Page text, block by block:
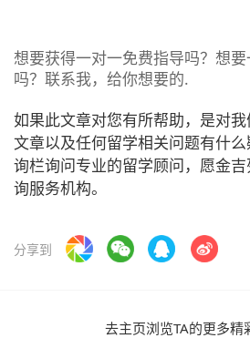
想要获得一对一免费指导吗？想
吗？联系我，给你想要的.
如果此文章对您有所帮助，是对
文章以及任何留学相关问题有什
询栏询问专业的留学顾问，愿金
询服务机构。
分享到
去主页浏览TA的更多精